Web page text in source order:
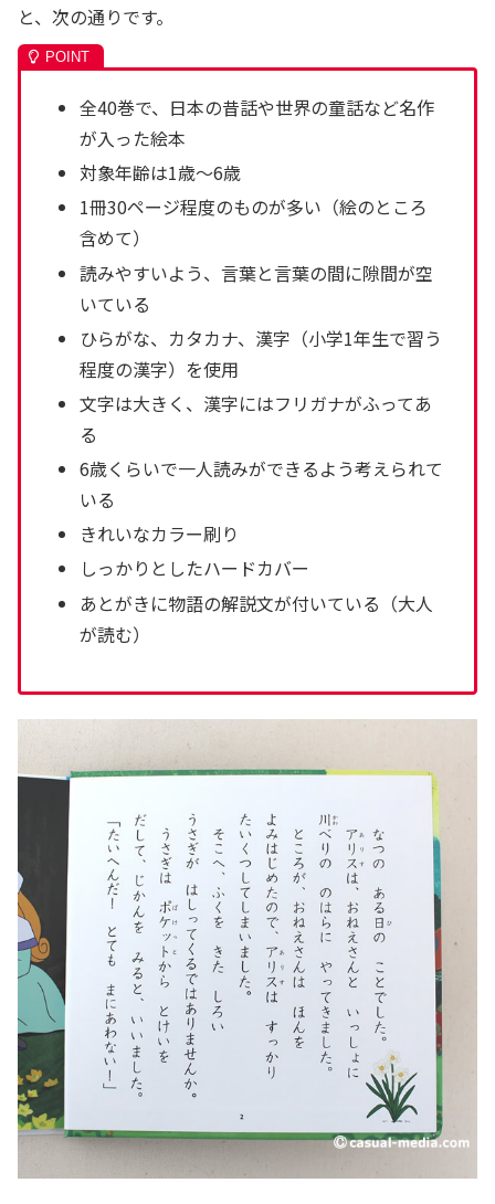
と、次の通りです。
全40巻で、日本の昔話や世界の童話など名作
が入った絵本
対象年齢は1歳～6歳
1冊30ページ程度のものが多い（絵のところ
含めて）
読みやすいよう、言葉と言葉の間に隙間が空
いている
ひらがな、カタカナ、漢字（小学1年生で習う
程度の漢字）を使用
文字は大きく、漢字にはフリガナがふってあ
る
6歳くらいで一人読みができるよう考えられて
いる
きれいなカラー刷り
しっかりとしたハードカバー
あとがきに物語の解説文が付いている（大人
が読む）